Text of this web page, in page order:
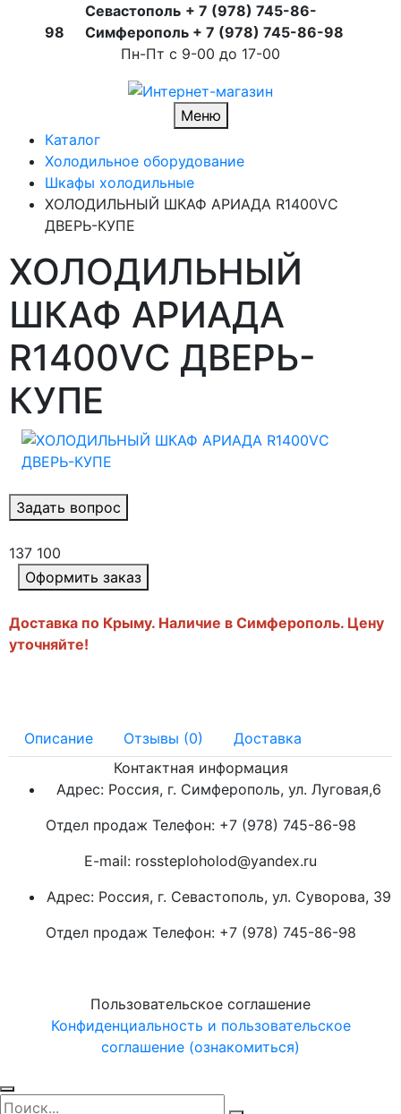
Севастополь + 7 (978) 745-86-
98
Симферополь + 7 (978) 745-86-98
Пн-Пт с 9-00 до 17-00
Меню
Каталог
Холодильное оборудование
Шкафы холодильные
ХОЛОДИЛЬНЫЙ ШКАФ АРИАДА R1400VС
ДВЕРЬ-КУПЕ
ХОЛОДИЛЬНЫЙ
ШКАФ АРИАДА
R1400VС ДВЕРЬ-
КУПЕ
Задать вопрос
137 100
Оформить заказ
Доставка по Крыму. Наличие в Симферополь. Цену
уточняйте!
Описание Отзывы (0)
Доставка
Контактная информация
Адрес: Россия, г. Симферополь, ул. Луговая,6
Отдел продаж Телефон: +7 (978) 745-86-98
E-mail: rossteploholod@yandex.ru
Адрес: Россия, г. Севастополь, ул. Суворова, 39
Отдел продаж Телефон: +7 (978) 745-86-98
Пользовательское соглашение
Конфиденциальность и пользовательское
соглашение (ознакомиться)